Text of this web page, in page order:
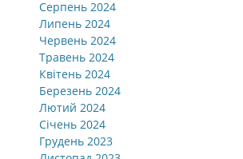
Серпень 2024
Липень 2024
Червень 2024
Травень 2024
Квітень 2024
Березень 2024
Лютий 2024
Січень 2024
Грудень 2023